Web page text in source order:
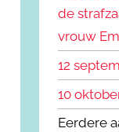
:de
vrouw
12
10
Eerdere